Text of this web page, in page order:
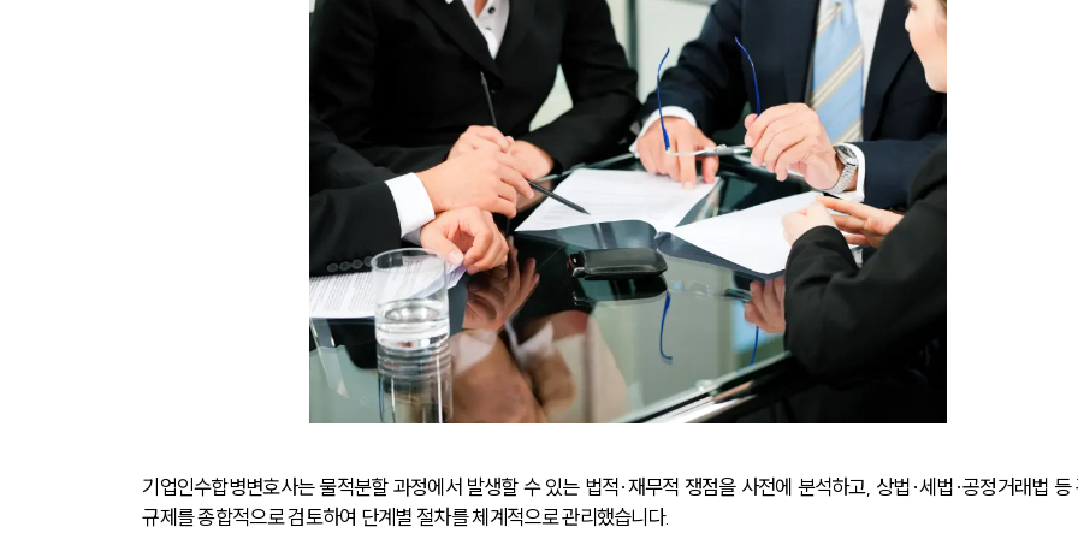
기업인수합병변호사는 물적분할 과정에서 발생할 수 있는 법적·재무적 쟁점을 사전에 분석하고, 상법·세법·공정거래법
규제를 종합적으로 검토하여 단계별 절차를 체계적으로 관리했습니다.